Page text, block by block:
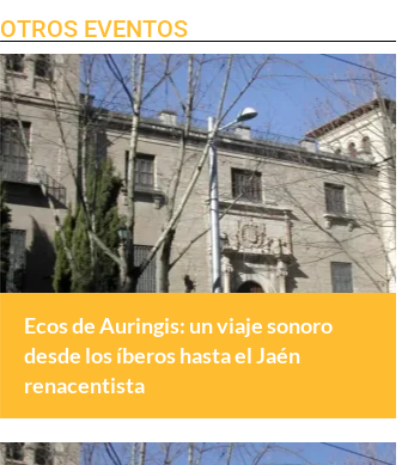
OTROS EVENTOS
Ecos de Auringis: un viaje sonoro
desde los íberos hasta el Jaén
renacentista